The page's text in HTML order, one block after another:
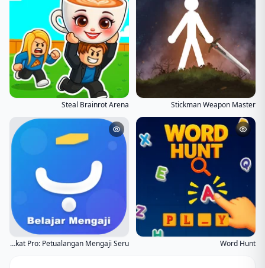
Stickman Weapon Master
Steal Brainrot Arena
Word Hunt
Harakat Pro: Petualangan Mengaji Seru